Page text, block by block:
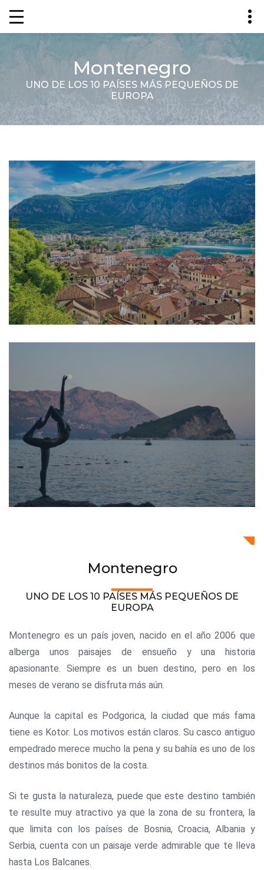
Montenegro
UNO DE LOS 10 PAÍSES MÁS PEQUEÑOS DE
EUROPA
Montenegro
UNO DE LOS 10 PAÍSES MÁS PEQUEÑOS DE
EUROPA
Montenegro es un país joven, nacido en el año 2006 que
alberga unos paisajes de ensueño y una historia
apasionante. Siempre es un buen destino, pero en los
meses de verano se disfruta más aún.
Aunque la capital es Podgorica, la ciudad que más fama
tiene es Kotor. Los motivos están claros. Su casco antiguo
empedrado merece mucho la pena y su bahía es uno de los
destinos más bonitos de la costa.
Si te gusta la naturaleza, puede que este destino también
te resulte muy atractivo ya que la zona de su frontera, la
que limita con los países de Bosnia, Croacia, Albania y
Serbia, cuenta con un paisaje verde admirable que te lleva
hasta Los Balcanes.